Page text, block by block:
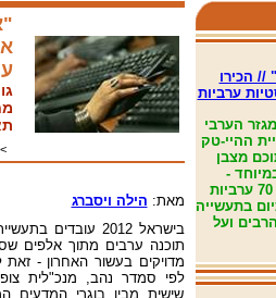
// הכירו
ערביות
המגזר הערבי
ההיי-טק
מצבן
-
ההערכות הן כי 70 ערביות
בתעשייה
ועל
מאת: הילה ויסברג
תוכנה ערבים מתוך אלפים
לפי סמדר נהב, מנכ"לית
שישית מבין בוגרי המדעים